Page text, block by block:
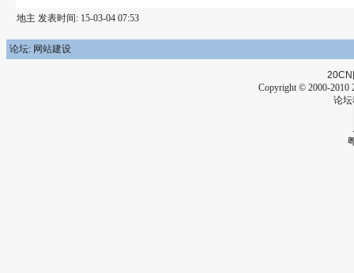
地主 发表时间: 15-03-04 07:53
论坛: 网站建设
20CN
Copyright © 2000-2010
论